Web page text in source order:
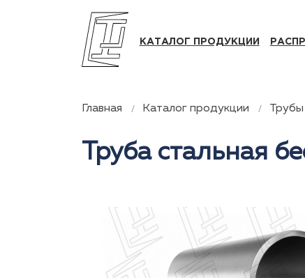
КАТАЛОГ ПРОДУКЦИИ
Главная Каталог продукции
Труба стальная